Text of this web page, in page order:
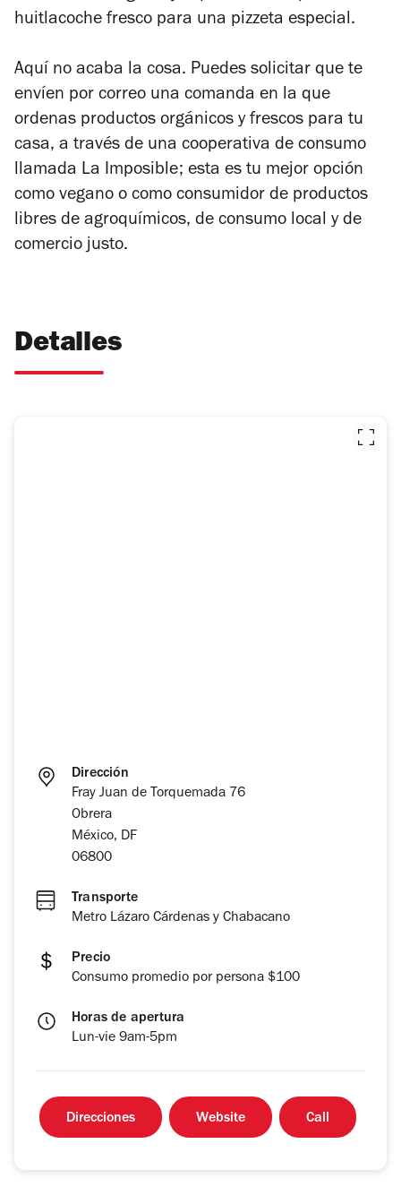
huitlacoche fresco para una pizzeta especial.
Aquí no acaba la cosa. Puedes solicitar que te
envíen por correo una comanda en la que
ordenas productos orgánicos y frescos para tu
casa, a través de una cooperativa de consumo
llamada La Imposible; esta es tu mejor opción
como vegano o como consumidor de productos
libres de agroquímicos, de consumo local y de
comercio justo.
Detalles
Dirección
Fray Juan de Torquemada 76
Obrera
México, DF
06800
Transporte
Metro Lázaro Cárdenas y Chabacano
Precio
Consumo promedio por persona $100
Horas de apertura
Lun-vie 9am-5pm
Direcciones Website Call